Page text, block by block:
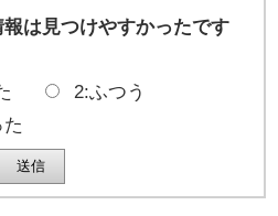
は見つけやすかったです
2:ふつう